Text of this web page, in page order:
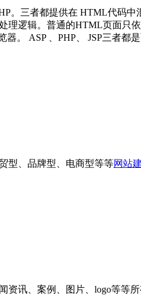
。三者都提供在 HTML代码
逻辑。普通的HTML页面只
。 ASP 、PHP、 JSP三者都
型、品牌型、电商型等等网站
讯、案例、图片、logo等等